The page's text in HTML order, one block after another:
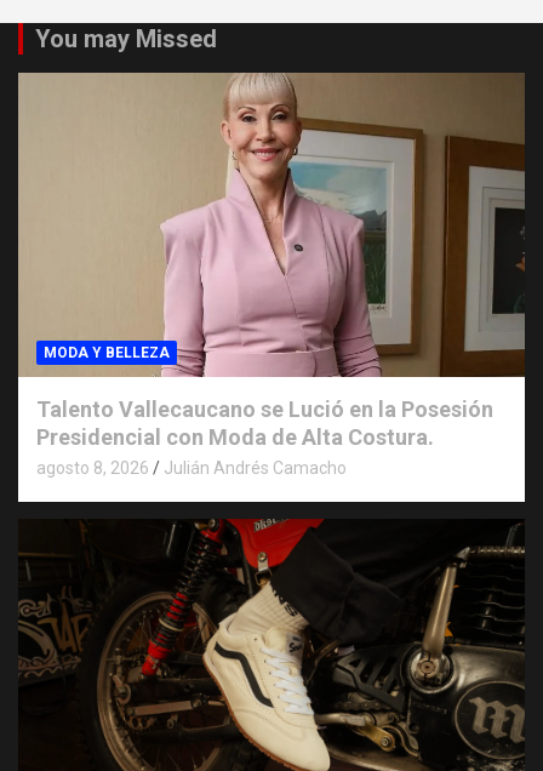
You may Missed
MODA Y BELLEZA
Talento Vallecaucano se Lució en la Posesión
Presidencial con Moda de Alta Costura.
agosto 8, 2026 Julián Andrés Camacho